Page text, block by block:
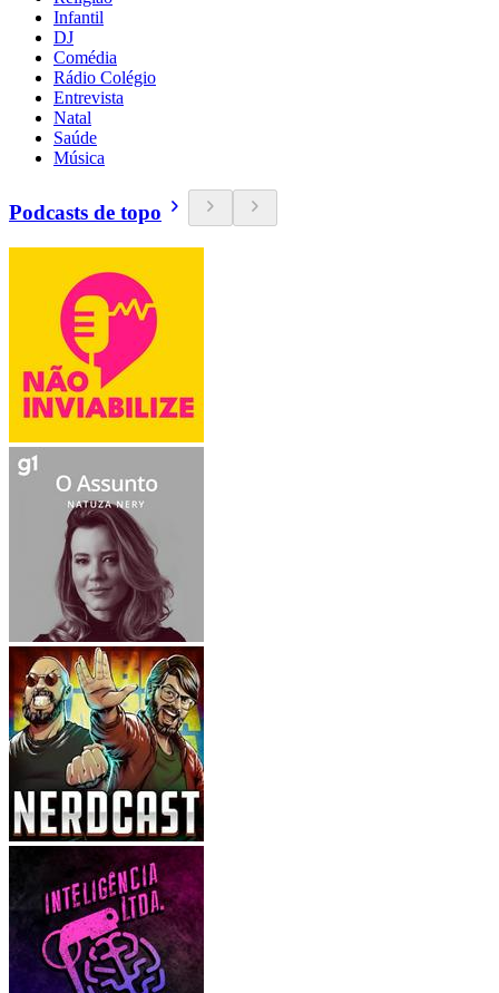
Infantil
DJ
Comédia
Rádio Colégio
Entrevista
Natal
Saúde
Música
Podcasts de topo